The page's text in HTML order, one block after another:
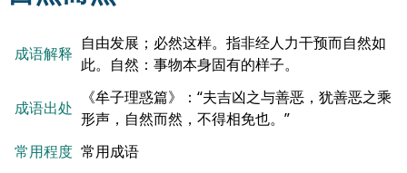
成语解释
自由发展；必然这样。指非经人力干预而自然如
此。自然：事物本身固有的样子。
成语出处
《牟子理惑篇》：“夫吉凶之与善恶，犹善恶之乘
形声，自然而然，不得相免也。”
常用程度 常用成语